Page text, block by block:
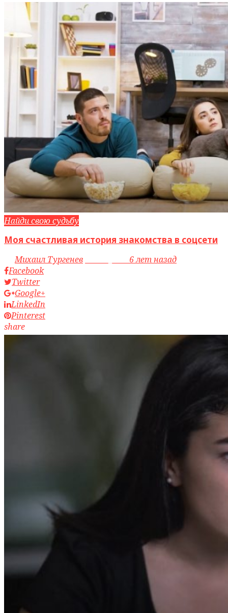
Найди свою судьбу
Моя счастливая история знакомства в соцсети
byМихаил Тургенев
6 лет назад
Facebook
Twitter
Google+
LinkedIn
Pinterest
share